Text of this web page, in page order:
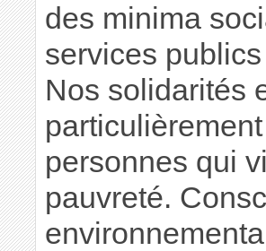
des minima
services
Nos solidarités
personnes qui
pauvreté.